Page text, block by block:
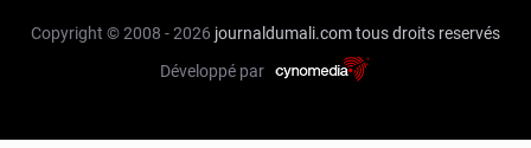
Copyright © 2008 - 2026 journaldumali.comtous droits reservés
Développé par